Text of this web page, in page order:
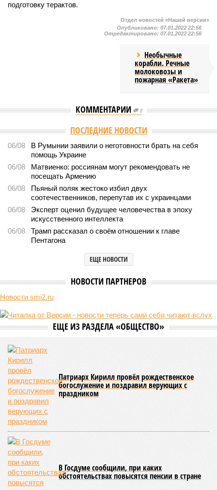
подготовку терактов.
Отдел новостей «Нашей версии»
Опубликовано: 07.01.2022 22:56
Отредактировано: 07.01.2022 22:56
Необычные
корабли. Речные
молоковозы и
пожарная «Ракета»
КОММЕНТАРИИ 0
ПОСЛЕДНИЕ НОВОСТИ
06/08
В Румынии заявили о неготовности брать на себя
помощь Украине
06/08
Матвиенко: россиянам могут рекомендовать не
посещать Армению
06/08
Пьяный поляк жестоко избил двух
соотечественников, перепутав их с украинцами
06/08
Эксперт оценил будущее человечества в эпоху
искусственного интеллекта
06/08
Трамп рассказал о своём отношении к главе
Пентагона
ЕЩЕ НОВОСТИ
НОВОСТИ ПАРТНЕРОВ
Новости smi2.ru
ЕЩЕ ИЗ РАЗДЕЛА «ОБЩЕСТВО»
Патриарх Кирилл провёл рождественское
богослужение и поздравил верующих с
праздником
В Госдуме сообщили, при каких
обстоятельствах повысятся пенсии в стране